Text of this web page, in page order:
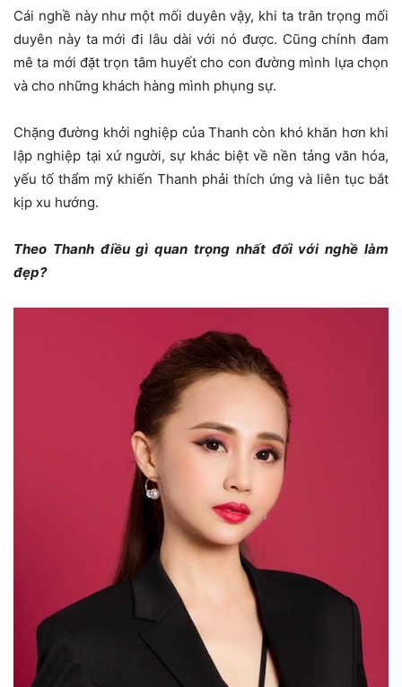
Cái nghề này như một mối duyên vậy, khi ta trân trọng mối
duyên này ta mới đi lâu dài với nó được. Cũng chính đam
mê ta mới đặt trọn tâm huyết cho con đường mình lựa chọn
và cho những khách hàng mình phụng sự.
Chặng đường khởi nghiệp của Thanh còn khó khăn hơn khi
lập nghiệp tại xứ người, sự khác biệt về nền tảng văn hóa,
yếu tố thẩm mỹ khiến Thanh phải thích ứng và liên tục bắt
kịp xu hướng.
Theo Thanh điều gì quan trọng nhất đối với nghề làm
đẹp?